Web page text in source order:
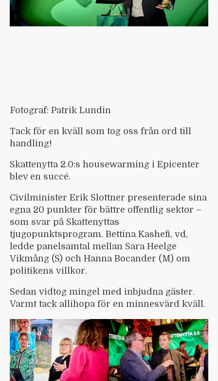
Fotograf: Patrik Lundin
Tack för en kväll som tog oss från ord till
handling!
Skattenytta 2.0:s housewarming i Epicenter
blev en succé.
Civilminister Erik Slottner presenterade sina
egna 20 punkter för bättre offentlig sektor –
som svar på Skattenyttas
tjugopunktsprogram. Bettina Kashefi, vd,
ledde panelsamtal mellan Sara Heelge
Vikmång (S) och Hanna Bocander (M) om
politikens villkor.
Sedan vidtog mingel med inbjudna gäster.
Varmt tack allihopa för en minnesvärd kväll.